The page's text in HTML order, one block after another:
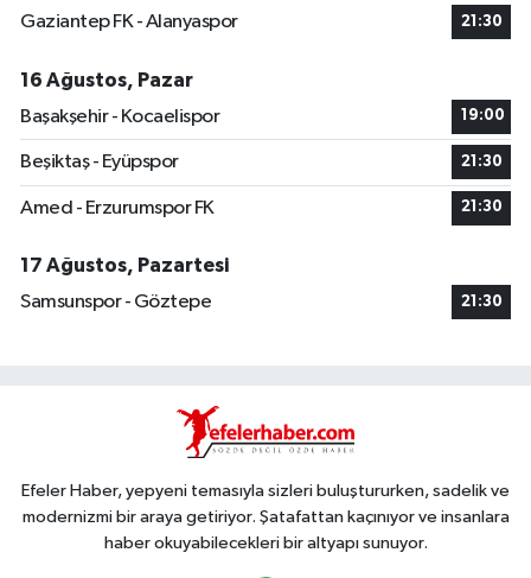
Gaziantep FK - Alanyaspor 21:30
16 Ağustos, Pazar
Başakşehir - Kocaelispor
19:00
Beşiktaş - Eyüpspor 21:30
Amed - Erzurumspor FK 21:30
17 Ağustos, Pazartesi
Samsunspor - Göztepe
21:30
Efeler Haber, yepyeni temasıyla sizleri buluştururken, sadelik ve
modernizmi bir araya getiriyor. Şatafattan kaçınıyor ve insanlara
haber okuyabilecekleri bir altyapı sunuyor.